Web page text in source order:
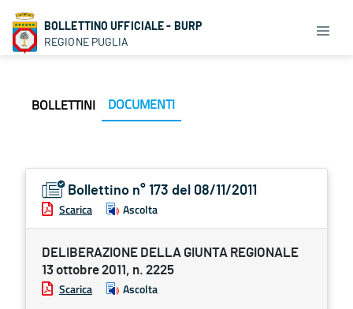
BOLLETTINO UFFICIALE - BURP
REGIONE PUGLIA
BOLLETTINI DOCUMENTI
Bollettino n° 173 del 08/11/2011
Scarica Ascolta
DELIBERAZIONE DELLA GIUNTA REGIONALE
13 ottobre 2011, n. 2225
Scarica Ascolta